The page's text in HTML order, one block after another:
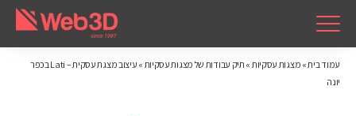
עמוד בית» מצגות עסקיות » תיק עבודות של מצגות עסקיות »
עיצוב מצגת עסקית – Lati בכפר
יונה